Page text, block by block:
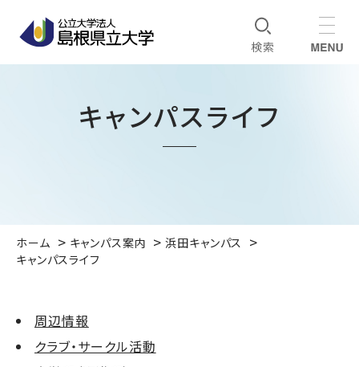
キャンパスライフ
ホーム キャンパス案内
浜田キャンパス
キャンパスライフ
周辺情報
クラブ・サークル活動